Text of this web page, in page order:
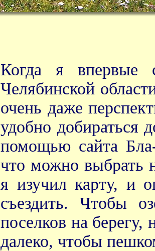
Когда я впервые
Челябинской
очень даже
удобно добираться
помощью сайта
что можно выбрать
я изучил карту, и
съездить. Чтобы
поселков на
далеко, чтобы